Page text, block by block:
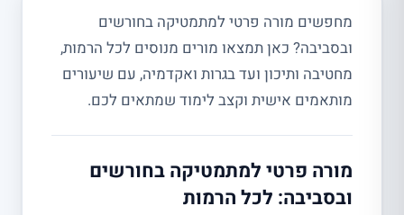
מחפשים מורה פרטי למתמטיקה בחורשים
ובסביבה? כאן תמצאו מורים מנוסים לכל הרמות,
מחטיבה ותיכון ועד בגרות ואקדמיה, עם שיעורים
מותאמים אישית וקצב לימוד שמתאים לכם.
מורה פרטי למתמטיקה בחורשים
ובסביבה: לכל הרמות